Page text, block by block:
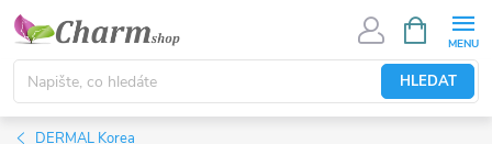
Přejít
obsah
HLEDAT
NÁKUPNÍ
KOŠÍK
DERMAL Korea